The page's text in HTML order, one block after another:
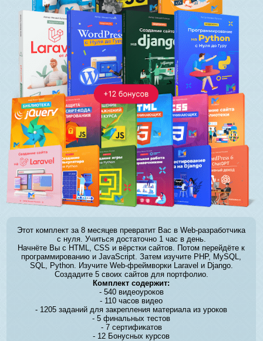
Этот комплект за 8 месяцев превратит Вас в Web-разработчика
с нуля. Учиться достаточно 1 час в день.
Начнёте Вы с HTML, CSS и вёрстки сайтов. Потом перейдёте к
программированию и JavaScript. Затем изучите PHP, MySQL,
SQL, Python. Изучите Web-фреймворки Laravel и Django.
Создадите 5 своих сайтов для портфолио.
Комплект содержит:
- 540 видеоуроков
- 110 часов видео
- 1205 заданий для закрепления материала из уроков
- 5 финальных тестов
- 7 сертификатов
- 12 Бонусных курсов